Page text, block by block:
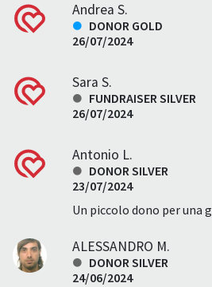
Andrea S.
DONOR GOLD
26/07/2024
Sara S.
FUNDRAISER SILVER
26/07/2024
Antonio L.
DONOR SILVER
23/07/2024
Un piccolo dono per una
ALESSANDRO M.
DONOR SILVER
24/06/2024